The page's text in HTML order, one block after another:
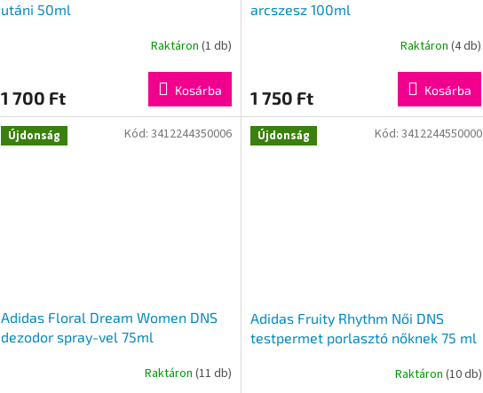
utáni 50ml
Raktáron (1 db)
1 700 Ft Kosárba
arcszesz 100ml
Raktáron (4 db)
1 750 Ft Kosárba
Újdonság
Adidas Floral Dream Women DNS
dezodor spray-vel 75ml
Raktáron (11 db)
Kód: 3412244350006 Újdonság
Adidas Fruity Rhythm Női DNS
testpermet porlasztó nőknek 75 ml
Raktáron (10 db)
Kód: 3412244550000